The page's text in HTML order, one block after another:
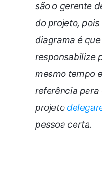
são o gerente
do projeto,
diagrama é
responsabilize
mesmo tempo
referência para
projeto
pessoa certa.